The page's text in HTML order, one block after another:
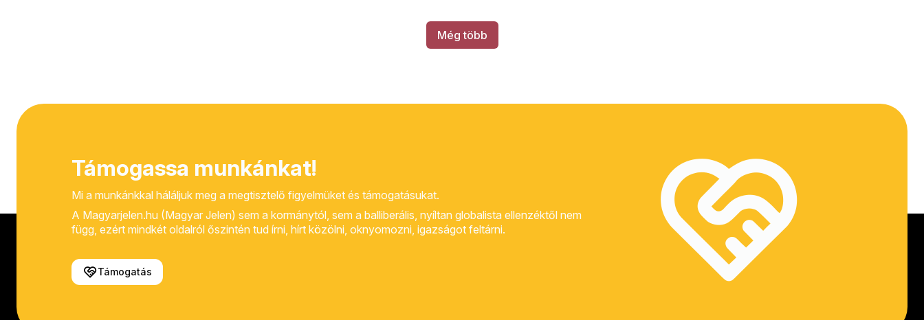
Még több
Támogassa munkánkat!
Mi a munkánkkal háláljuk meg a megtisztelő figyelmüket és támogatásukat.
A Magyarjelen.hu (Magyar Jelen) sem a kormánytól, sem a balliberális, nyíltan globalista ellenzéktől nem
függ, ezért mindkét oldalról őszintén tud írni, hírt közölni, oknyomozni, igazságot feltárni.
Támogatás